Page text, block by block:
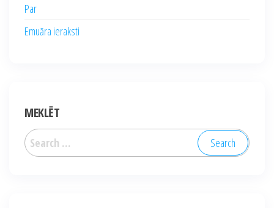
Par
Emuāra ieraksti
MEKLĒT
Search
for: